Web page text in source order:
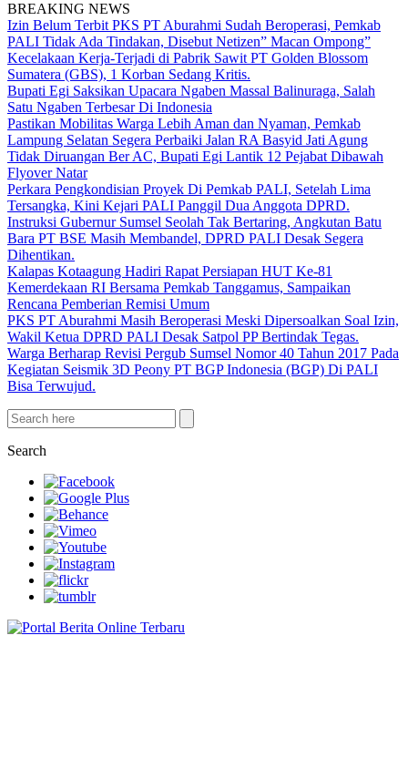
BREAKING NEWS
Izin Belum Terbit PKS PT Aburahmi Sudah Beroperasi, Pemkab
PALI Tidak Ada Tindakan, Disebut Netizen” Macan Ompong”
Kecelakaan Kerja-Terjadi di Pabrik Sawit PT Golden Blossom
Sumatera (GBS), 1 Korban Sedang Kritis.
Bupati Egi Saksikan Upacara Ngaben Massal Balinuraga, Salah
Satu Ngaben Terbesar Di Indonesia
Pastikan Mobilitas Warga Lebih Aman dan Nyaman, Pemkab
Lampung Selatan Segera Perbaiki Jalan RA Basyid Jati Agung
Tidak Diruangan Ber AC, Bupati Egi Lantik 12 Pejabat Dibawah
Flyover Natar
Perkara Pengkondisian Proyek Di Pemkab PALI, Setelah Lima
Tersangka, Kini Kejari PALI Panggil Dua Anggota DPRD.
Instruksi Gubernur Sumsel Seolah Tak Bertaring, Angkutan Batu
Bara PT BSE Masih Membandel, DPRD PALI Desak Segera
Dihentikan.
Kalapas Kotaagung Hadiri Rapat Persiapan HUT Ke-81
Kemerdekaan RI Bersama Pemkab Tanggamus, Sampaikan
Rencana Pemberian Remisi Umum
PKS PT Aburahmi Masih Beroperasi Meski Dipersoalkan Soal Izin,
Wakil Ketua DPRD PALI Desak Satpol PP Bertindak Tegas.
Warga Berharap Revisi Pergub Sumsel Nomor 40 Tahun 2017 Pada
Kegiatan Seismik 3D Peony PT BGP Indonesia (BGP) Di PALI
Bisa Terwujud.
Search